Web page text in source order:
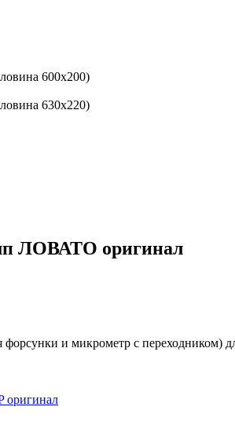
600х200)
630х220)
ЛОВАТО оригинал
и микрометр с
оригинал